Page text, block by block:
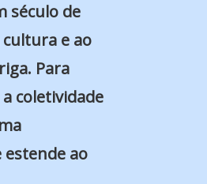
século de
cultura e ao
Para
coletividade
ao